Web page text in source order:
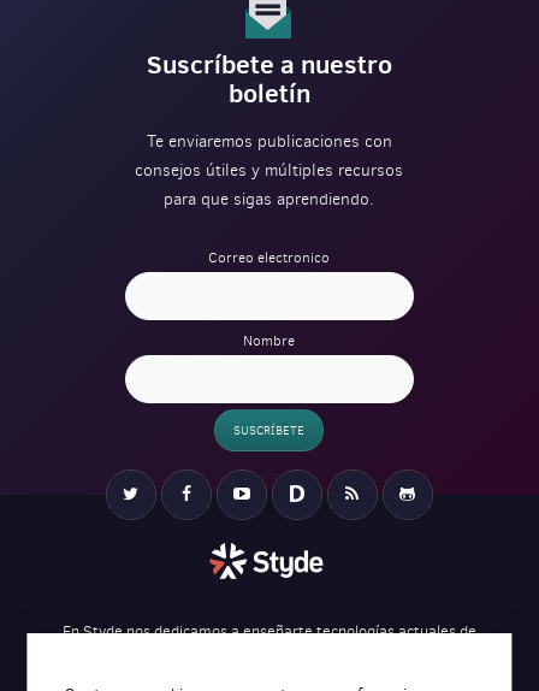
Suscríbete a nuestro
boletín
Te enviaremos publicaciones con
consejos útiles y múltiples recursos
para que sigas aprendiendo.
Correo electronico
Nombre
SUSCRÍBETE
Verification
FacebookYouTube
En Styde nos dedicamos a enseñarte tecnologías actuales de